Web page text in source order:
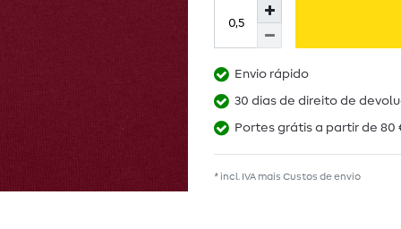
Envio rápido
30 dias de direito de
Portes grátis a partir de 80
* incl. IVA mais Custos de envio